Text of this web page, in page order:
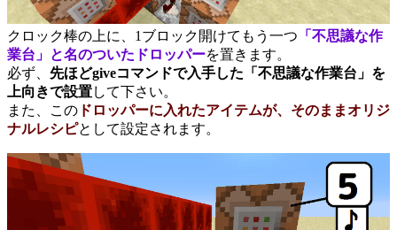
クロック棒の上に、1ブロック開けてもう一つ 「不思議な作
業台」と名のついたドロッパーを置きます。
必ず、 先ほどgiveコマンドで入手した「不思議な作業台」を
上向きで設置して下さい。
また、この ドロッパーに入れたアイテムが、そのままオリジ
ナルレシピとして設定されます。